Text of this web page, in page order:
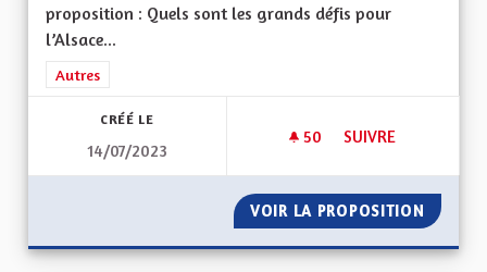
proposition : Quels sont les grands défis pour
l’Alsace...
Filtrer les résultats de la catégorie : Autres
Autres
CRÉÉ LE
14/07/2023
50 50 ABONNÉS
SUIVRE
VOIR LA PROPOSITION POUR